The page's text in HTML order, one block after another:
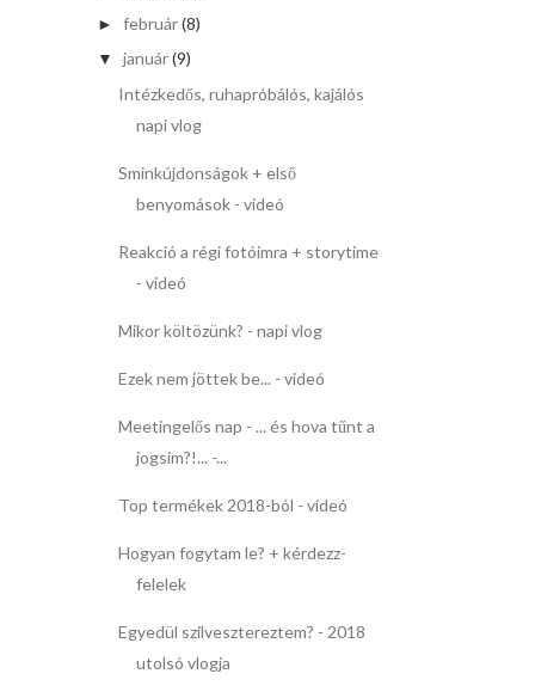
► február(8)
▼ január(9)
Intézkedős, ruhapróbálós, kajálós
napi vlog
Sminkújdonságok + első
benyomások - videó
Reakció a régi fotóimra + storytime
- videó
Mikor költözünk? - napi vlog
Ezek nem jöttek be... - videó
Meetingelős nap - ... és hova tűnt a
jogsim?!... -...
Top termékek 2018-ból - videó
Hogyan fogytam le? + kérdezz-
felelek
Egyedül szilvesztereztem? - 2018
utolsó vlogja